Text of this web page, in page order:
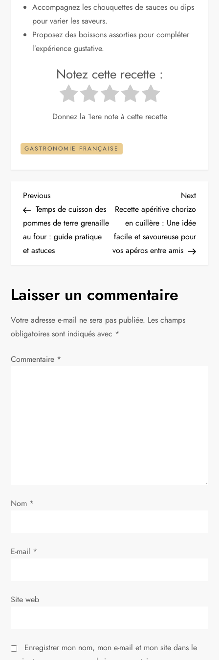
Accompagnez les chouquettes de sauces ou dips
pour varier les saveurs.
Proposez des boissons assorties pour compléter
l’expérience gustative.
Notez cette recette :
Donnez la 1ere note à cette recette
GASTRONOMIE FRANÇAISE
N
a
v
g
a
t
i
’
r
i
l
Previous
Post
Previous
Temps de cuisson des
pommes de terre grenaille
au four : guide pratique
et astuces
Next
Post
Next
Recette apéritive chorizo
en cuillère : Une idée
facile et savoureuse pour
vos apéros entre amis
Laisser un commentaire
Votre adresse e-mail ne sera pas publiée. Les champs
obligatoires sont indiqués avec *
Commentaire *
Nom *
E-mail *
Site web
Enregistrer mon nom, mon e-mail et mon site dans le